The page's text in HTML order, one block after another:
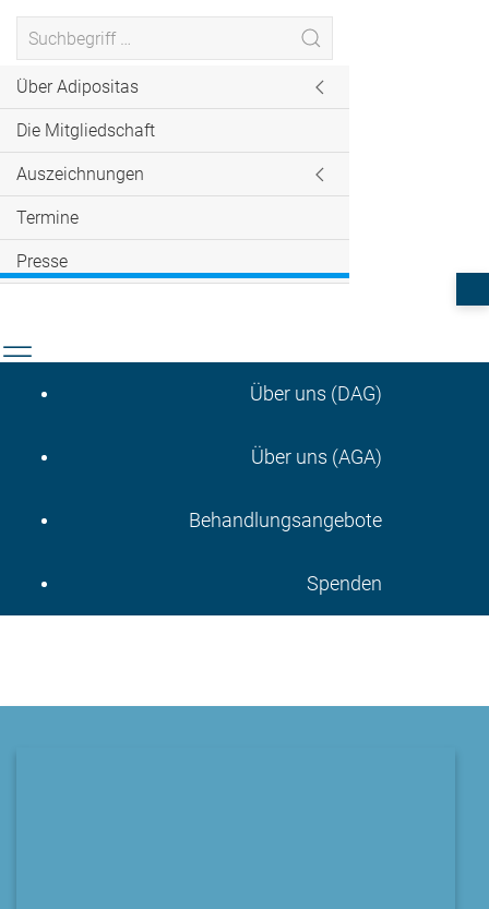
Über Adipositas
Die Mitgliedschaft
Auszeichnungen
Termine
Presse
Über uns (DAG)
Über uns (AGA)
Behandlungsangebote
Spenden